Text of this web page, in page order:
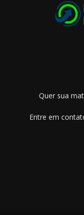
Quer sua
Entre em